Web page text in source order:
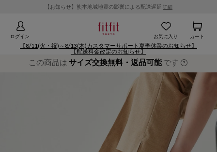
【お知らせ】熊本地域地震の影響による配送遅延 詳細
ログイン お気に入り カート
【8/11(火・祝)～8/13(木)カスタマーサポート夏季休業のお知らせ】
【配送料金改定のお知らせ】
この商品は サイズ交換無料・返品可能です